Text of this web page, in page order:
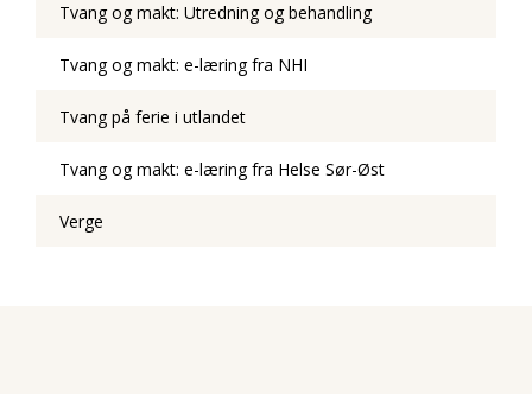
Tvang og makt: Utredning og behandling
Tvang og makt: e-læring fra NHI
Tvang på ferie i utlandet
Tvang og makt: e-læring fra Helse Sør-Øst
Verge